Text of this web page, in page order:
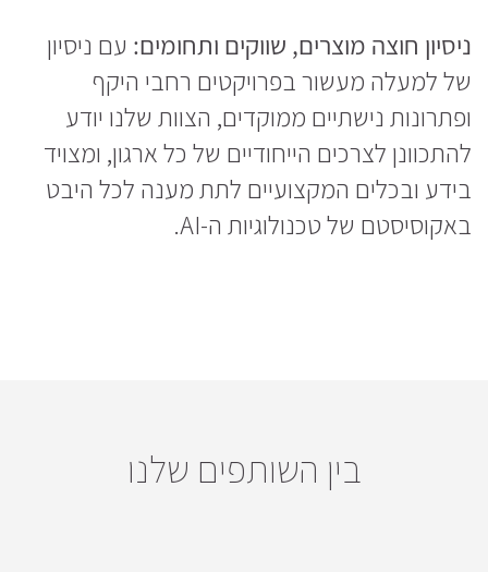
ניסיון חוצה מוצרים, שווקים ותחומים: עם ניסיון
של למעלה מעשור בפרויקטים רחבי היקף
ופתרונות נישתיים ממוקדים, הצוות שלנו יודע
להתכוונן לצרכים הייחודיים של כל ארגון, ומצויד
בידע ובכלים המקצועיים לתת מענה לכל היבט
באקוסיסטם של טכנולוגיות ה-AI.
בין השותפים שלנו